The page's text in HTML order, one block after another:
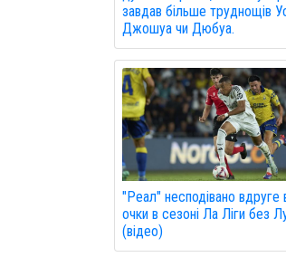
завдав більше труднощів
Джошуа чи Дюбуа.
"Реал" несподівано вдруге
очки в сезоні Ла Ліги без
(відео)